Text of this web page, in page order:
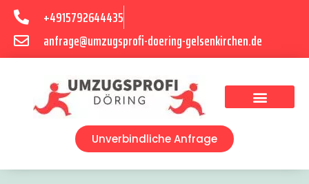
+4915792644435
anfrage@umzugsprofi-doering-gelsenkirchen.de
Unverbindliche Anfrage